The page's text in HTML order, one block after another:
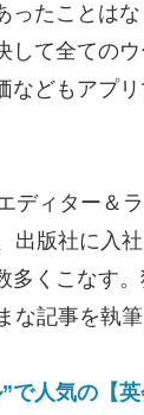
たことは
て全ての
などもアプ
ディター＆ラ
出版社に入
多くこなす
記事を執筆
人気の【